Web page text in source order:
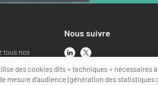
tous nos
Nous suivre
des cookies dits « techniques » nécessaires
mesure d’audience (génération des